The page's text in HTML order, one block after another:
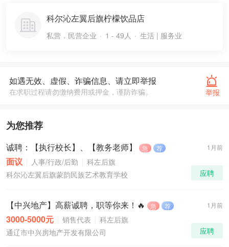
科尔沁左翼后旗柠檬饮品店
私营．民营企业 1 - 49人 生活 | 服务业
举报
如遇无效、虚假、诈骗信息、请立即举报
在求职过程请勿缴纳费用或押金，谨防诈骗。
为您推荐
1月前
诚聘：【执行校长】、【教务老师】 急 荐
面议 人事/行政/后勤
科左后旗
科尔沁左翼后旗蒙韵民族艺术教育学校
应聘
1月前
【中兴地产】高薪诚聘，职等你来！🔥 急 荐
3000-5000元 销售代表
科左后旗
通辽市中兴房地产开发有限公司
应聘